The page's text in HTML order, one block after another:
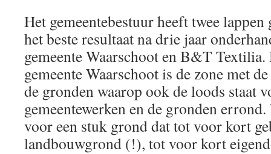
Het gemeentebestuur heeft twee
het beste resultaat na drie jaar
gemeente Waarschoot en B&T
gemeente Waarschoot is de zone met
de gronden waarop ook de loods staat
gemeentewerken en de gronden
voor een stuk grond dat tot voor kort
landbouwgrond (!), tot voor kort